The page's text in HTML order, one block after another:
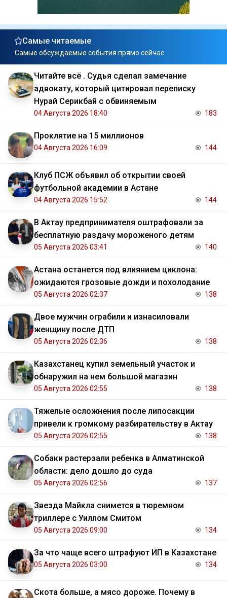
Самые читаемые
Самые обсуждаемые события прямо сейчас
Читайте всё . Судья сделал замечание
адвокату, который цитировал переписку
Нурай Серикбай с обвиняемым
04 Августа 2026 18:40 183
Проклятие на 15 миллионов
04 Августа 2026 16:09 144
Клуб ПСЖ объявил об открытии своей
футбольной академии в Астане
04 Августа 2026 15:52 144
В Актау предпринимателя оштрафовали за
бесплатную раздачу мороженого детям
05 Августа 2026 03:41 140
Астана останется под влиянием циклона:
ожидаются грозовые дожди и похолодание
05 Августа 2026 02:37 138
Двое мужчин ограбили и изнасиловали
женщину после ДТП
05 Августа 2026 02:36 138
Казахстанец купил земельный участок и
обнаружил на нем большой магазин
05 Августа 2026 02:55 138
Тяжелые осложнения после липосакции
привели к громкому разбирательству в Актау
05 Августа 2026 02:55 138
Собаки растерзали ребенка в Алматинской
области: дело дошло до суда
05 Августа 2026 02:56 137
Звезда Майкла снимется в тюремном
триллере с Уиллом Смитом
05 Августа 2026 09:00 134
За что чаще всего штрафуют ИП в Казахстане
05 Августа 2026 03:00 134
Скота больше, а мясо дороже. Почему в